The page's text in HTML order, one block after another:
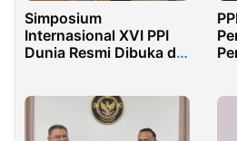
Simposium
Internasional XVI PPI
Dunia Resmi Dibuka di